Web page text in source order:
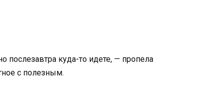
куда-то идете, — пропела
с полезным.